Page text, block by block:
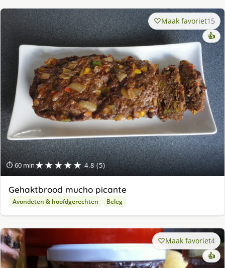
⏱ 60 min★★★★★ 4.8 (5)
Maak favoriet15
👍
Gehaktbrood mucho picante
Avondeten & hoofdgerechten Beleg
Maak favoriet4
👍